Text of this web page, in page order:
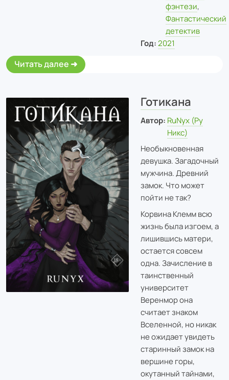
фэнтези,
Фантастический
детектив
Год: 2021
Читать далее
Готикана
Автор: RuNyx (Ру
Никс)
Необыкновенная
девушка. Загадочный
мужчина. Древний
замок. Что может
пойти не так?
Корвина Клемм всю
жизнь была изгоем, а
лишившись матери,
остается совсем
одна. Зачисление в
таинственный
университет
Веренмор она
считает знаком
Вселенной, но никак
не ожидает увидеть
старинный замок на
вершине горы,
окутанный тайнами,